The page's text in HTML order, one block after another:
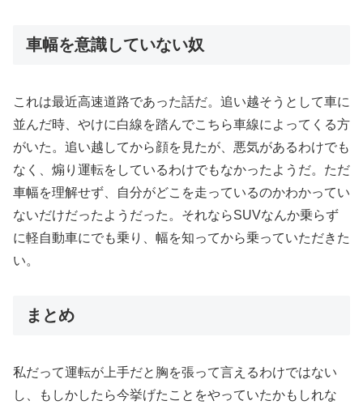
車幅を意識していない奴
これは最近高速道路であった話だ。追い越そうとして車に
並んだ時、やけに白線を踏んでこちら車線によってくる方
がいた。追い越してから顔を見たが、悪気があるわけでも
なく、煽り運転をしているわけでもなかったようだ。ただ
車幅を理解せず、自分がどこを走っているのかわかってい
ないだけだったようだった。それならSUVなんか乗らず
に軽自動車にでも乗り、幅を知ってから乗っていただきた
い。
まとめ
私だって運転が上手だと胸を張って言えるわけではない
し、もしかしたら今挙げたことをやっていたかもしれな